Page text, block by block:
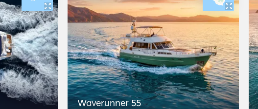
Waverunner 55